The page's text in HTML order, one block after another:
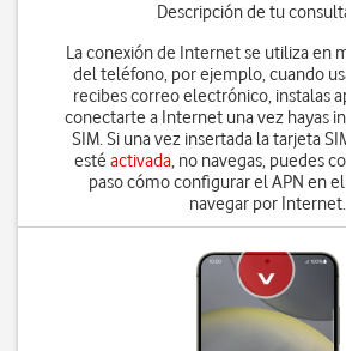
Descripción de tu
La conexión de Internet se utiliza en
del teléfono, por ejemplo, cuando
recibes correo electrónico, instalas
conectarte a Internet una vez hayas
SIM. Si una vez insertada la tarjeta
estéactivada, no navegas, puedes
paso cómo configurar el APN en
navegar por Internet.